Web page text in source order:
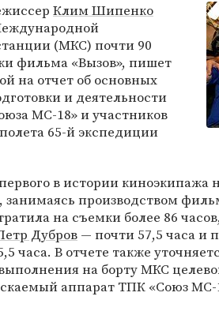
Клим Шипенко
(МКС) почти 90
фильма «Вызов», пишет
на отчет об основных
и деятельности
МС-18» и участников
65-й экспедиции
первого в истории
занимаясь производством
на съемки более 86
Дубров — почти 57,5 часа и
часа. В отчете также
на борту МКС
аппарат ТПК «Союз МС-